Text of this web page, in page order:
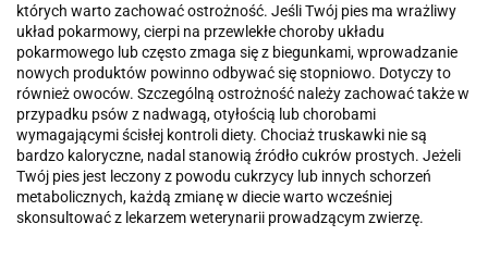
których warto zachować ostrożność. Jeśli Twój pies ma wrażliwy
układ pokarmowy, cierpi na przewlekłe choroby układu
pokarmowego lub często zmaga się z biegunkami, wprowadzanie
nowych produktów powinno odbywać się stopniowo. Dotyczy to
również owoców. Szczególną ostrożność należy zachować także w
przypadku psów z nadwagą, otyłością lub chorobami
wymagającymi ścisłej kontroli diety. Chociaż truskawki nie są
bardzo kaloryczne, nadal stanowią źródło cukrów prostych. Jeżeli
Twój pies jest leczony z powodu cukrzycy lub innych schorzeń
metabolicznych, każdą zmianę w diecie warto wcześniej
skonsultować z lekarzem weterynarii prowadzącym zwierzę.